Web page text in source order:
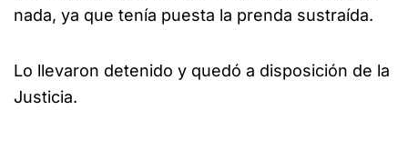
nada, ya que tenía puesta la prenda sustraída.
Lo llevaron detenido y quedó a disposición de la
Justicia.